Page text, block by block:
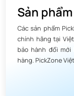
Sản
Các sản phẩm
chính hãng tại
bảo hành đổi
hàng. PickZone